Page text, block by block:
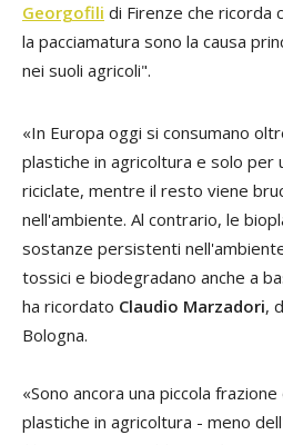
Georgofili di Firenze che ricorda
la pacciamatura sono la causa
nei suoli agricoli".
«In Europa oggi si consumano
plastiche in agricoltura e solo per
riciclate, mentre il resto viene
nell'ambiente. Al contrario, le
sostanze persistenti
tossici e biodegradano anche a
ha ricordato Claudio Marzadori,
Bologna.
«Sono ancora una piccola
plastiche in agricoltura - meno